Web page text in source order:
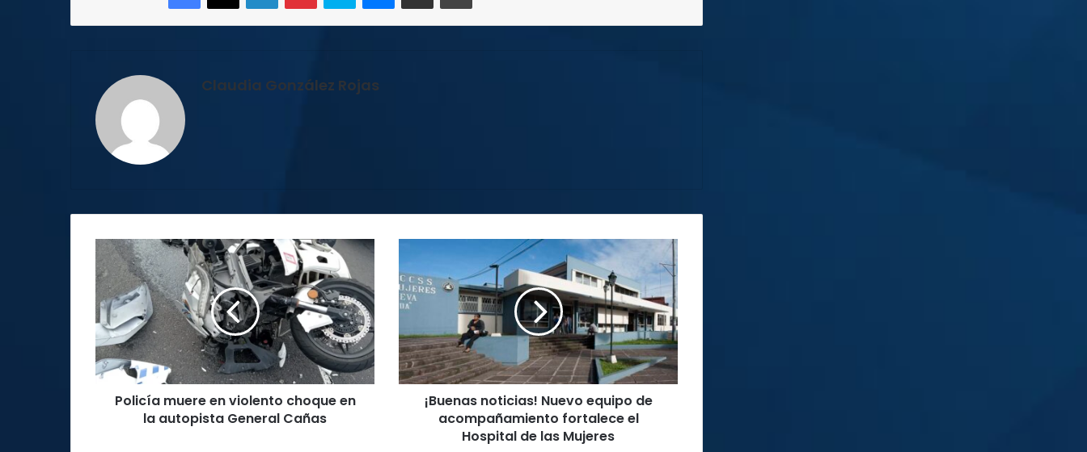
Claudia González Rojas
Policía
muere
en
violento
choque
en
la
autopista
General
CañasPolicía muere en violento choque en
la autopista General Cañas
noticias!
Nuevo
equipo
acompañamiento
fortalece
el
Hospital
¡Buenas noticias! Nuevo equipo de
acompañamiento fortalece el
Hospital de las Mujeres